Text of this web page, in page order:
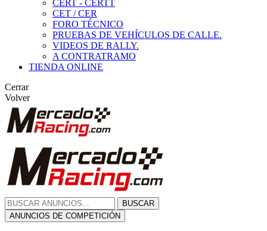
CERT - CERTT
CET / CER
FORO TÉCNICO
PRUEBAS DE VEHÍCULOS DE CALLE.
VIDEOS DE RALLY.
A CONTRATRAMO
TIENDA ONLINE
Cerrar
Volver
BUSCAR
ANUNCIOS DE COMPETICIÓN